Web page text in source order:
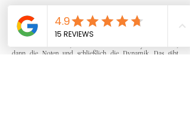
Es kann hilfreich sein, die Übungseinheiten in kleinere,
machbare Aufgaben aufzuteilen. Wenn Ihr Kind zum Beispiel
ein neues Stück lernt, könnte es zuerst den Rhythmus üben,
dann die Noten und schließlich die Dynamik. Das gibt